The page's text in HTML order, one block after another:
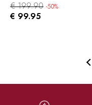
€ 199.90 -50%
€ 99.95